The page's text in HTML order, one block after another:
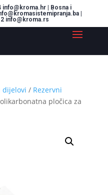
info@kroma.hr | Bosna i
|
info@kroma.rs
dijelovi / Rezervni
pločica za